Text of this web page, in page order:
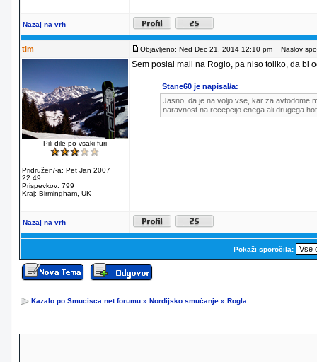
Nazaj na vrh
tim Objavljeno: Ned Dec 21, 2014 12:10 pm Naslov
Pili dile po vsaki furi
Pridružen/-a: Pet Jan 2007
22:49
Prispevkov: 799
Kraj: Birmingham, UK
Sem poslal mail na Roglo, pa niso toliko, da bi
Stane60 je napisal/a:
Jasno, da je na voljo vse, kar za avtodome
naravnost na recepcijo enega ali drugega
Nazaj na vrh
Pokaži sporočila:
Kazalo po Smucisca.net forumu » Nordijsko smučanje » Rogla